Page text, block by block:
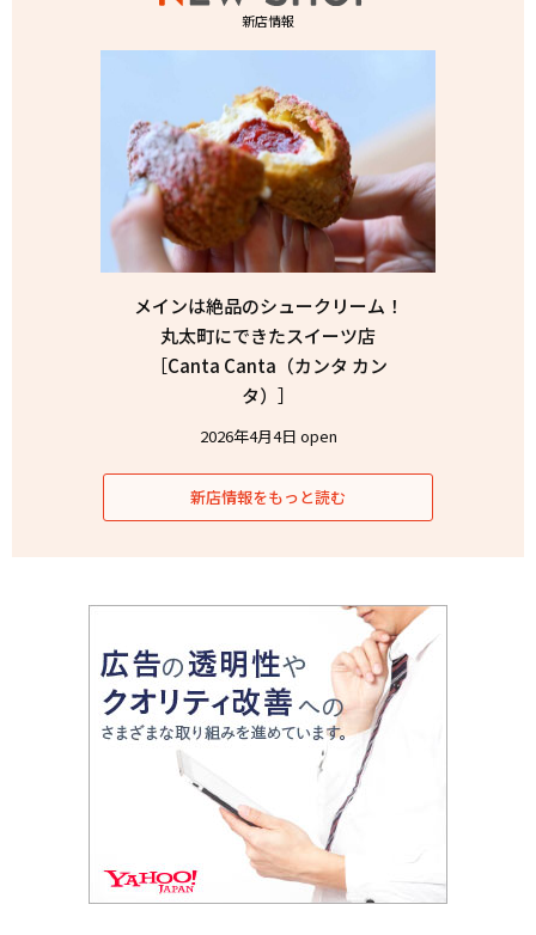
新店情報
メインは絶品のシュークリーム！
丸太町にできたスイーツ店
［Canta Canta（カンタ カン
タ）］
2026年4月4日 open
新店情報をもっと読む